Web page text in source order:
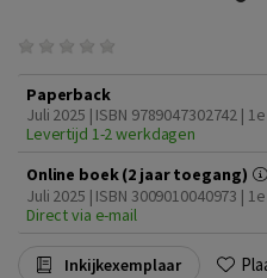
Paperback
Juli 2025 | ISBN 9789047302742 |
Levertijd 1-2 werkdagen
Online boek (2 jaar toegang)
Juli 2025 | ISBN 3009010040973 |
Direct via e-mail
Inkijkexemplaar